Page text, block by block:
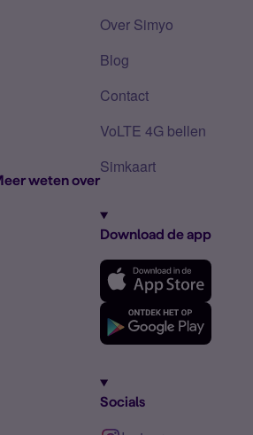
weten over
Over Simyo
Blog
Contact
VoLTE 4G bellen
Simkaart
Download de app
Socials